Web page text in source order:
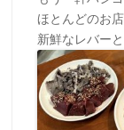
ほとんどのお